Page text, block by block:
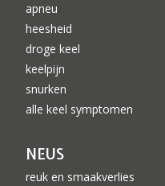
apneu
heesheid
droge keel
keelpijn
snurken
alle keel symptomen
NEUS
reuk en smaakverlies